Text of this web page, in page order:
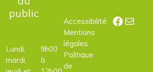
public
Lundi,
mardi,
9h00
à
Accessibilité
Mentions
légales
Politique
de
E-mail